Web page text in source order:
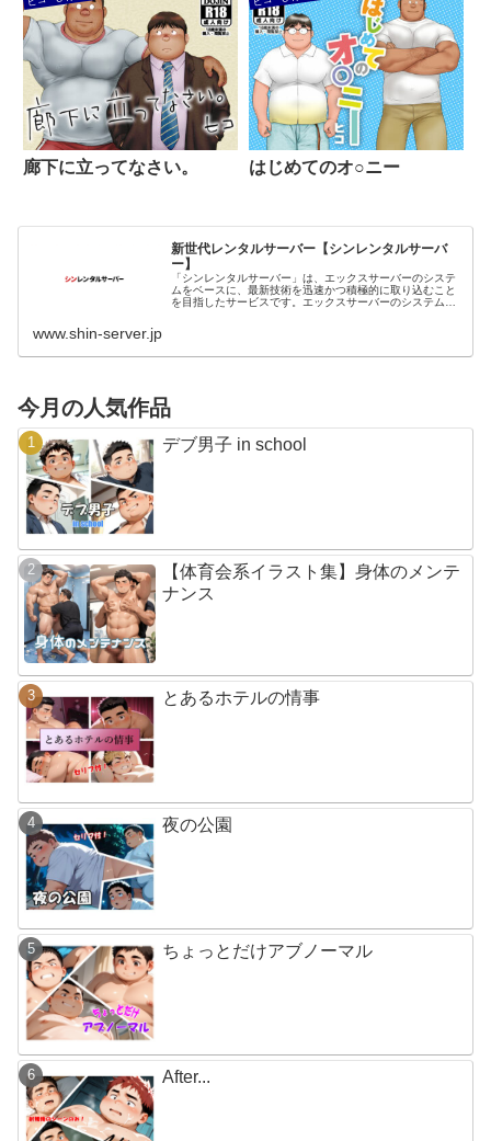
廊下に立ってなさい。 はじめてのオ○ニー
新世代レンタルサーバー【シンレンタルサーバ
ー】
「シンレンタルサーバー」は、エックスサーバーのシステ
ムをベースに、最新技術を迅速かつ積極的に取り込むこと
を目指したサービスです。エックスサーバーのシステム強
www.shin-server.jp
今月の人気作品
デブ男子 in school
【体育会系イラスト集】身体のメンテ
ナンス
とあるホテルの情事
夜の公園
ちょっとだけアブノーマル
After...